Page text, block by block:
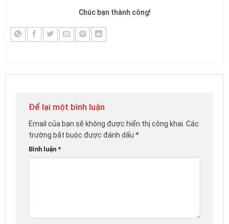
Chúc bạn thành công!
Để lại một bình luận
Email của bạn sẽ không được hiển thị công khai. Các
trường bắt buộc được đánh dấu *
Bình luận *